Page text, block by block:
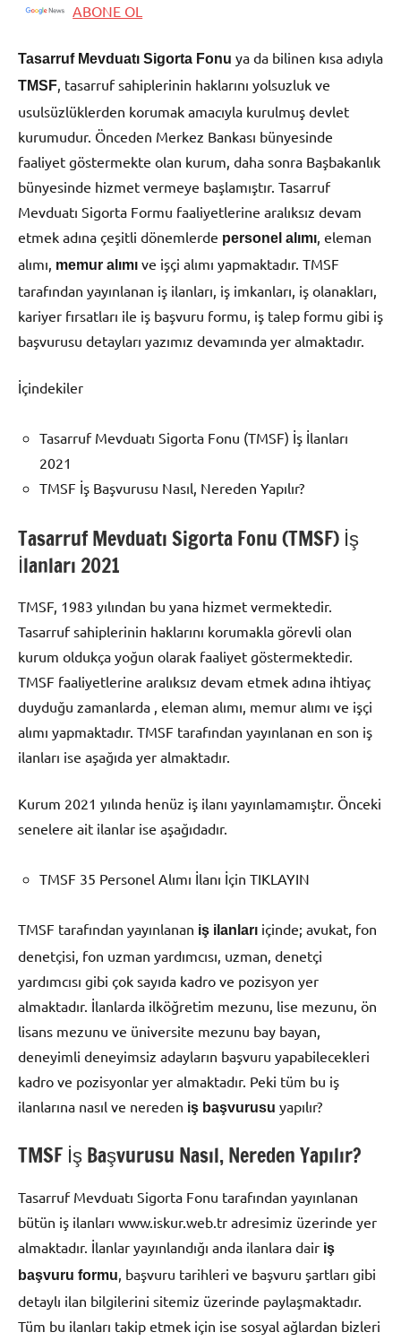
ABONE OL
Tasarruf Mevduatı Sigorta Fonu ya da bilinen kısa adıyla
TMSF , tasarruf sahiplerinin haklarını yolsuzluk ve
usulsüzlüklerden korumak amacıyla kurulmuş devlet
kurumudur. Önceden Merkez Bankası bünyesinde
faaliyet göstermekte olan kurum, daha sonra Başbakanlık
bünyesinde hizmet vermeye başlamıştır. Tasarruf
Mevduatı Sigorta Formu faaliyetlerine aralıksız devam
etmek adına çeşitli dönemlerde personel alımı , eleman
alımı, memur alımı ve işçi alımı yapmaktadır. TMSF
tarafından yayınlanan iş ilanları, iş imkanları, iş olanakları,
kariyer fırsatları ile iş başvuru formu, iş talep formu gibi iş
başvurusu detayları yazımız devamında yer almaktadır.
İçindekiler
Tasarruf Mevduatı Sigorta Fonu (TMSF) İş İlanları
2021
TMSF İş Başvurusu Nasıl, Nereden Yapılır?
Tasarruf Mevduatı Sigorta Fonu (TMSF) İş
İlanları 2021
TMSF, 1983 yılından bu yana hizmet vermektedir.
Tasarruf sahiplerinin haklarını korumakla görevli olan
kurum oldukça yoğun olarak faaliyet göstermektedir.
TMSF faaliyetlerine aralıksız devam etmek adına ihtiyaç
duyduğu zamanlarda , eleman alımı, memur alımı ve işçi
alımı yapmaktadır. TMSF tarafından yayınlanan en son iş
ilanları ise aşağıda yer almaktadır.
Kurum 2021 yılında henüz iş ilanı yayınlamamıştır. Önceki
senelere ait ilanlar ise aşağıdadır.
TMSF 35 Personel Alımı İlanı İçin TIKLAYIN
TMSF tarafından yayınlanan iş ilanları içinde; avukat, fon
denetçisi, fon uzman yardımcısı, uzman, denetçi
yardımcısı gibi çok sayıda kadro ve pozisyon yer
almaktadır. İlanlarda ilköğretim mezunu, lise mezunu, ön
lisans mezunu ve üniversite mezunu bay bayan,
deneyimli deneyimsiz adayların başvuru yapabilecekleri
kadro ve pozisyonlar yer almaktadır. Peki tüm bu iş
ilanlarına nasıl ve nereden iş başvurusu yapılır?
TMSF İş Başvurusu Nasıl, Nereden Yapılır?
Tasarruf Mevduatı Sigorta Fonu tarafından yayınlanan
bütün iş ilanları www.iskur.web.tr adresimiz üzerinde yer
almaktadır. İlanlar yayınlandığı anda ilanlara dair iş
başvuru formu , başvuru tarihleri ve başvuru şartları gibi
detaylı ilan bilgilerini sitemiz üzerinde paylaşmaktadır.
Tüm bu ilanları takip etmek için ise sosyal ağlardan bizleri